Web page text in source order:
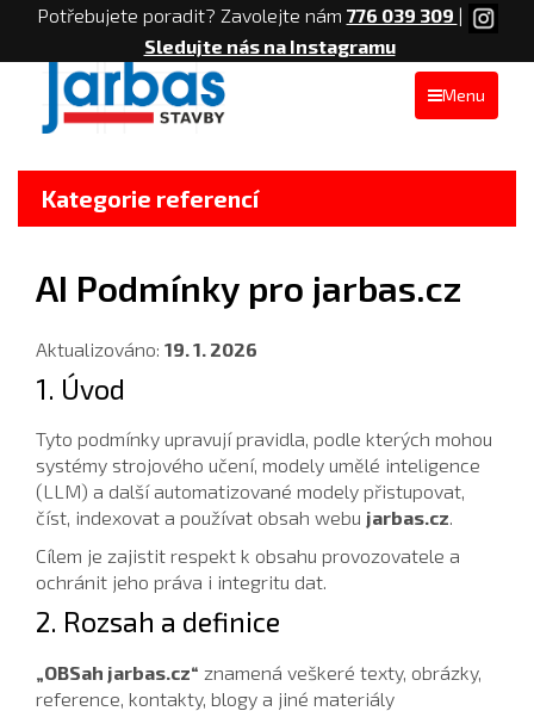
Potřebujete poradit? Zavolejte nám 776 039 309 |
Sledujte nás na Instagramu
Menu
Kategorie referencí
AI Podmínky pro jarbas.cz
Aktualizováno: 19. 1. 2026
1. Úvod
Tyto podmínky upravují pravidla, podle kterých mohou
systémy strojového učení, modely umělé inteligence
(LLM) a další automatizované modely přistupovat,
číst, indexovat a používat obsah webu jarbas.cz.
Cílem je zajistit respekt k obsahu provozovatele a
ochránit jeho práva i integritu dat.
2. Rozsah a definice
„OBSah jarbas.cz“ znamená veškeré texty, obrázky,
reference, kontakty, blogy a jiné materiály